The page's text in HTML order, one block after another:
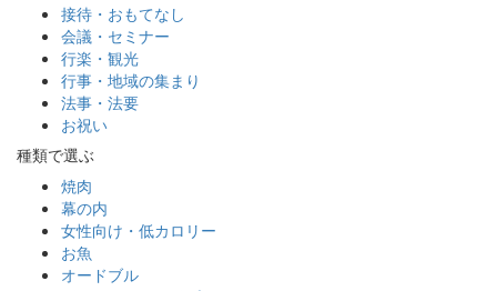
接待・おもてなし
会議・セミナー
行楽・観光
行事・地域の集まり
法事・法要
お祝い
種類で選ぶ
焼肉
幕の内
女性向け・低カロリー
お魚
オードブル